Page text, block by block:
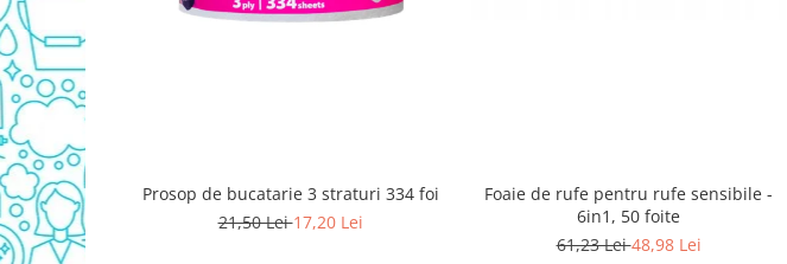
Sare Masina De Spalat
Folie Si Pungi Alimentare
Lavete Si Bureti
Curatenie Bucatarie
Pungi Ambalare / Saci Menajeri
Vase Si Accesorii
Diverse pentru bucatarie
Igiena si Dezinfectie
Prosop de bucatarie 3 straturi 334 foi
21,50 Lei17,20 Lei
Foaie de rufe pentru rufe sensibile -
6in1, 50 foite
61,23 Lei48,98 Lei